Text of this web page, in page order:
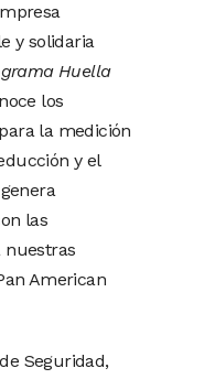
y solidaria
Huella
los
la medición
y el
las
nuestras
American
Seguridad,